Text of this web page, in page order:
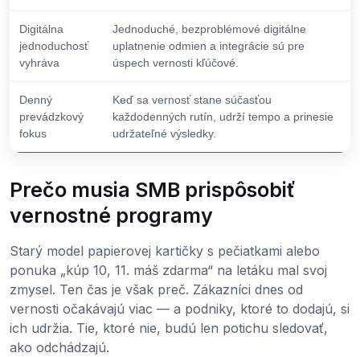
Digitálna
jednoduchosť
vyhráva
Jednoduché, bezproblémové digitálne
uplatnenie odmien a integrácie sú pre
úspech vernosti kľúčové.
Denný
prevádzkový
fokus
Keď sa vernosť stane súčasťou
každodenných rutín, udrží tempo a prinesie
udržateľné výsledky.
Prečo musia SMB prispôsobiť
vernostné programy
Starý model papierovej kartičky s pečiatkami alebo
ponuka „kúp 10, 11. máš zdarma“ na letáku mal svoj
zmysel. Ten čas je však preč. Zákazníci dnes od
vernosti očakávajú viac — a podniky, ktoré to dodajú, si
ich udržia. Tie, ktoré nie, budú len potichu sledovať,
ako odchádzajú.